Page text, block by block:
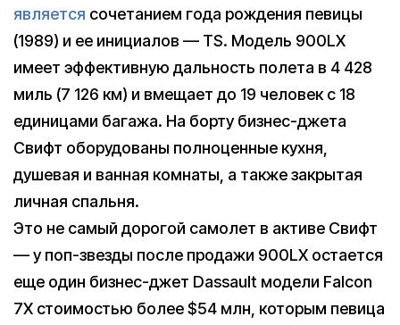
является сочетанием года рождения певицы
(1989) и ее инициалов — TS. Модель 900LX
имеет эффективную дальность полета в 4 428
миль (7 126 км) и вмещает до 19 человек с 18
единицами багажа. На борту бизнес-джета
Свифт оборудованы полноценные кухня,
душевая и ванная комнаты, а также закрытая
личная спальня.
Это не самый дорогой самолет в активе Свифт
— у поп-звезды после продажи 900LX остается
еще один бизнес-джет Dassault модели Falcon
7X стоимостью более $54 млн, которым певица